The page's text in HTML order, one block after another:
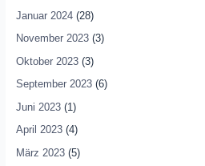
Januar 2024(28)
November 2023(3)
Oktober 2023(3)
September 2023(6)
Juni 2023(1)
April 2023(4)
März 2023(5)